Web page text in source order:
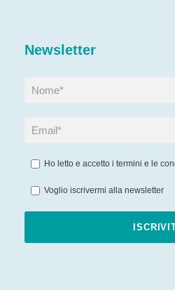
Newsletter
Ho letto e accetto i termini e le
Voglio iscrivermi alla newsletter